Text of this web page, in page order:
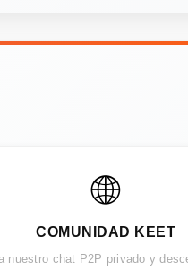
🌐
COMUNIDAD KEET
nuestro chat P2P privado y